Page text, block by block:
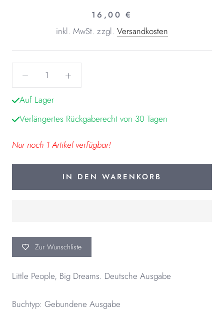
16,00 €
inkl. MwSt. zzgl. Versandkosten
Auf Lager
Verlängertes Rückgaberecht von 30 Tagen
Nur noch 1 Artikel verfügbar!
IN DEN WARENKORB
Zur Wunschliste
Little People, Big Dreams. Deutsche Ausgabe
Buchtyp: Gebundene Ausgabe